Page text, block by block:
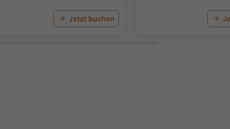
Jetzt buchen